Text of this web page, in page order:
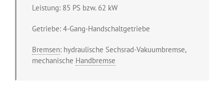
Leistung: 85 PS bzw. 62 kW
Getriebe: 4-Gang-Handschaltgetriebe
Bremsen: hydraulische Sechsrad-Vakuumbremse,
mechanische Handbremse